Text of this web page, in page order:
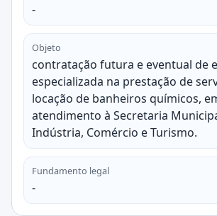
-
Objeto
contratação futura e eventual de
especializada na prestação de
locação de banheiros químicos,
atendimento à Secretaria
Indústria, Comércio e Turismo.
Fundamento legal
-